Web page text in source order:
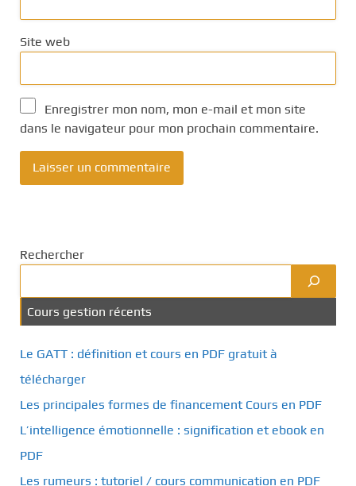
Site web
Enregistrer mon nom, mon e-mail et mon site
dans le navigateur pour mon prochain commentaire.
Rechercher
Cours gestion récents
Le GATT : définition et cours en PDF gratuit à
télécharger
Les principales formes de financement Cours en PDF
L’intelligence émotionnelle : signification et ebook en
PDF
Les rumeurs : tutoriel / cours communication en PDF